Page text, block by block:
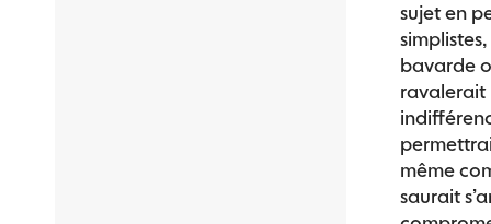
sujet en
bavarde
ravalerait
même
saurait